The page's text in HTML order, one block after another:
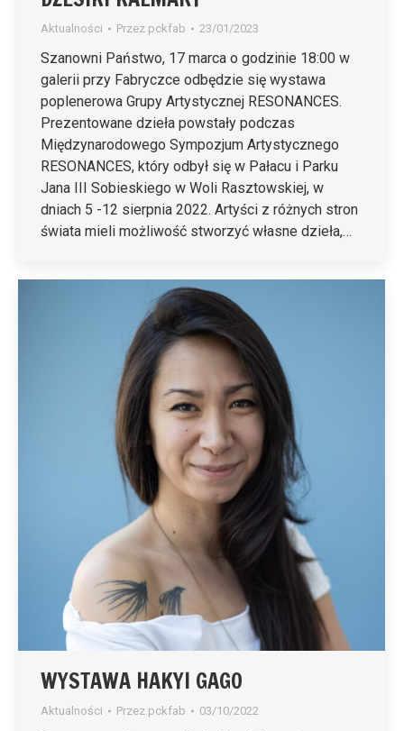
Aktualności Przez pckfab 23/01/2023
Szanowni Państwo, 17 marca o godzinie 18:00 w
galerii przy Fabryczce odbędzie się wystawa
poplenerowa Grupy Artystycznej RESONANCES.
Prezentowane dzieła powstały podczas
Międzynarodowego Sympozjum Artystycznego
RESONANCES, który odbył się w Pałacu i Parku
Jana III Sobieskiego w Woli Rasztowskiej, w
dniach 5 -12 sierpnia 2022. Artyści z różnych stron
świata mieli możliwość stworzyć własne dzieła,…
WYSTAWA HAKYI GAGO
Aktualności Przez pckfab 03/10/2022